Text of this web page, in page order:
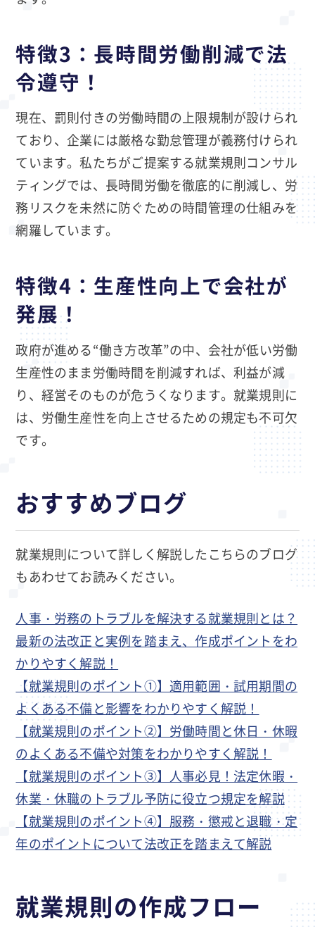
特徴3：長時間労働削減で法
令遵守！
現在、罰則付きの労働時間の上限規制が設けられ
ており、企業には厳格な勤怠管理が義務付けられ
ています。私たちがご提案する就業規則コンサル
ティングでは、長時間労働を徹底的に削減し、労
務リスクを未然に防ぐための時間管理の仕組みを
網羅しています。
特徴4：生産性向上で会社が
発展！
政府が進める“働き方改革”の中、会社が低い労働
生産性のまま労働時間を削減すれば、利益が減
り、経営そのものが危うくなります。就業規則に
は、労働生産性を向上させるための規定も不可欠
です。
おすすめブログ
就業規則について詳しく解説したこちらのブログ
もあわせてお読みください。
人事・労務のトラブルを解決する就業規則とは？
最新の法改正と実例を踏まえ、作成ポイントをわ
かりやすく解説！
【就業規則のポイント①】適用範囲・試用期間の
よくある不備と影響をわかりやすく解説！
【就業規則のポイント②】労働時間と休日・休暇
のよくある不備や対策をわかりやすく解説！
【就業規則のポイント③】人事必見！法定休暇・
休業・休職のトラブル予防に役立つ規定を解説
【就業規則のポイント④】服務・懲戒と退職・定
年のポイントについて法改正を踏まえて解説
就業規則の作成フロー